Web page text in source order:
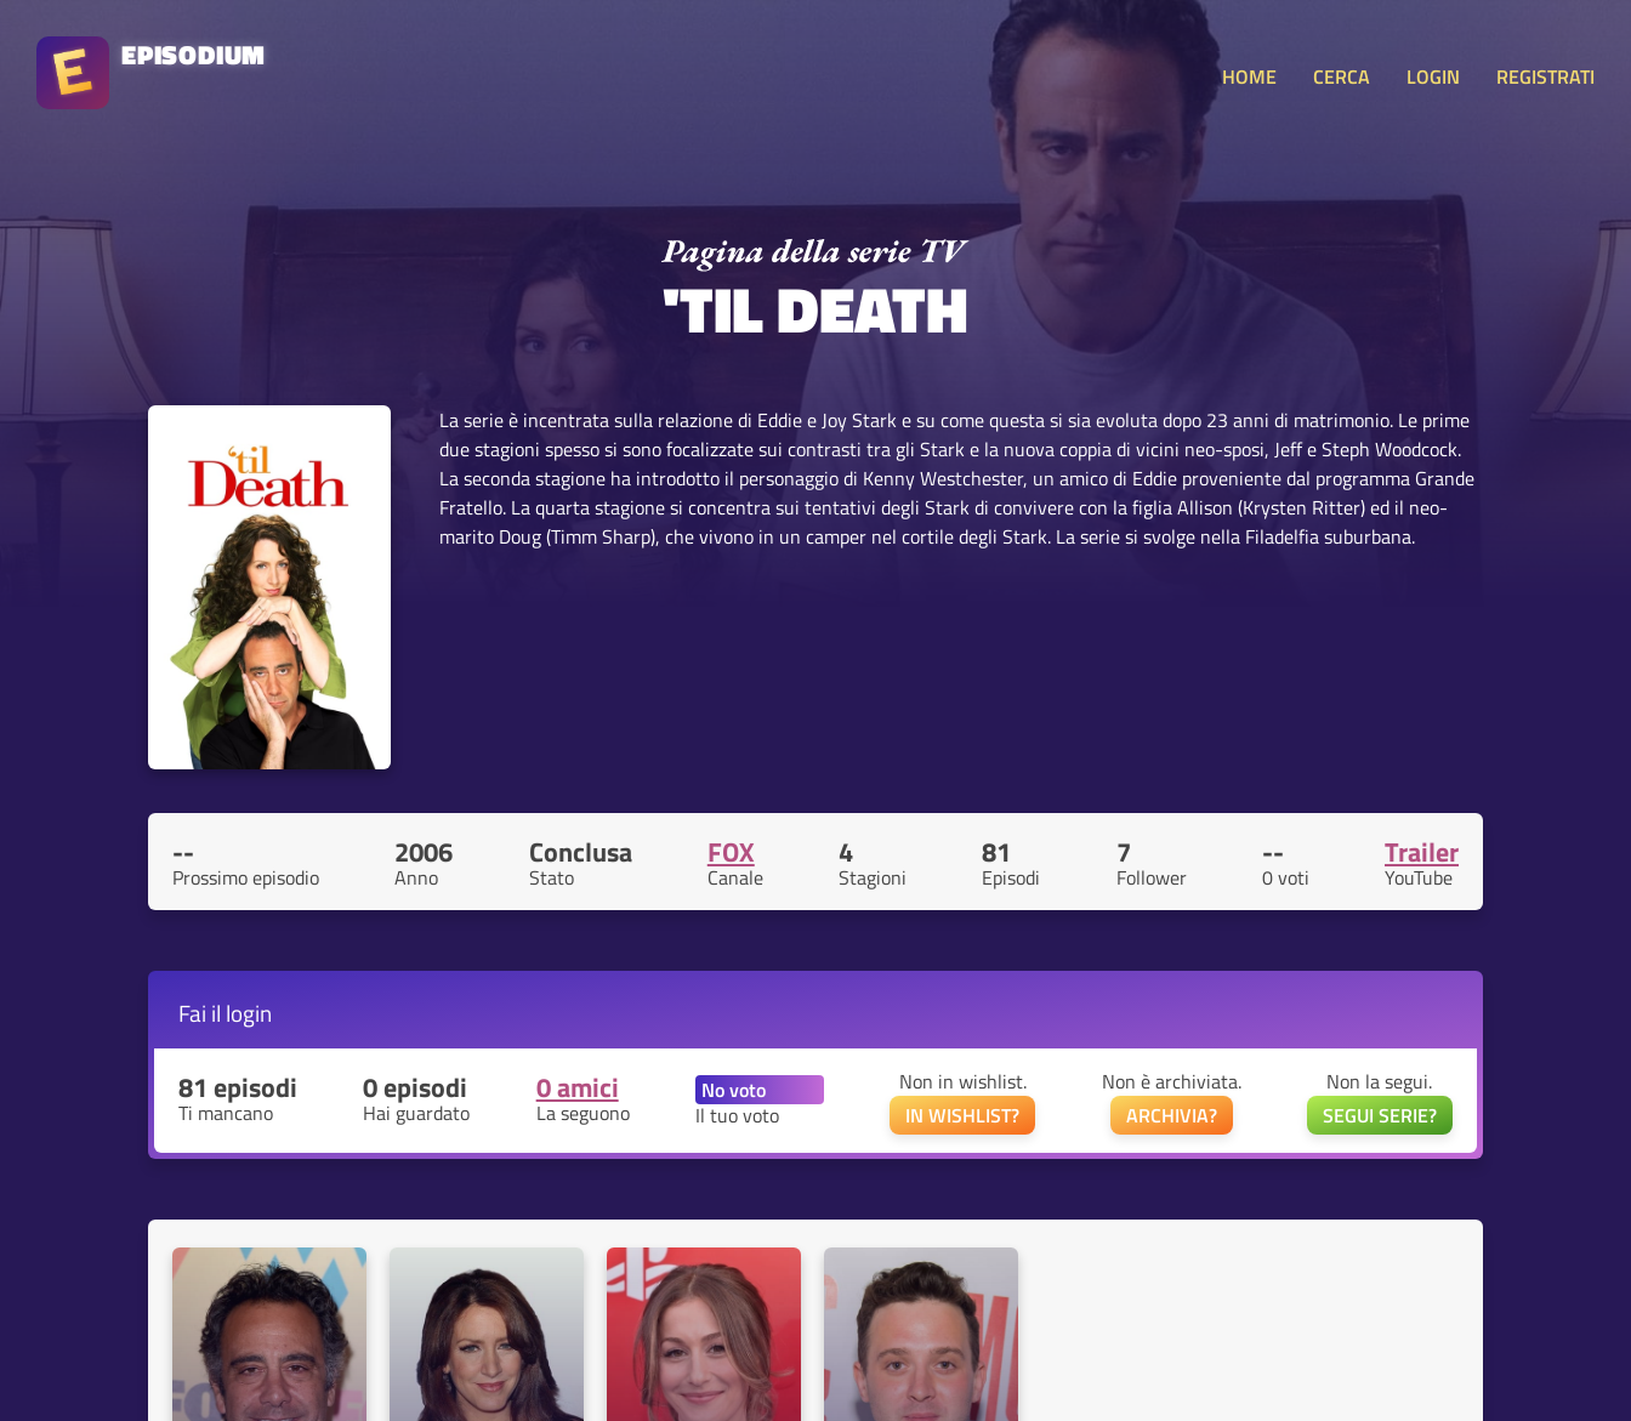
EPISODIUM
HOME CERCA LOGIN REGISTRATI
'TIL DEATH
La serie è incentrata sulla relazione di Eddie e Joy Stark e su come questa si sia evoluta dopo 23 anni di matrimonio. Le prime
due stagioni spesso si sono focalizzate sui contrasti tra gli Stark e la nuova coppia di vicini neo-sposi, Jeff e Steph Woodcock.
La seconda stagione ha introdotto il personaggio di Kenny Westchester, un amico di Eddie proveniente dal programma Grande
Fratello. La quarta stagione si concentra sui tentativi degli Stark di convivere con la figlia Allison (Krysten Ritter) ed il neo-
marito Doug (Timm Sharp), che vivono in un camper nel cortile degli Stark. La serie si svolge nella Filadelfia suburbana.
--
Prossimo episodio
2006
Anno
Conclusa
Stato
FOX
Canale
4
Stagioni
81
Episodi
7
Follower
--
0 voti
Trailer
YouTube
Fai il login
81 episodi
Ti mancano
0 episodi
Hai guardato
0 amici
La seguono Il tuo voto
Non in wishlist.
IN WISHLIST?
Non è archiviata.
ARCHIVIA?
Non la segui.
SEGUI SERIE?